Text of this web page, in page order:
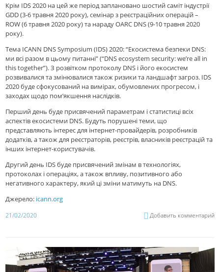
Крім IDS 2020 на цей же період заплановано шостий саміт індустрії
GDD (3-6 травня 2020 року), семінар з реєстраційних операцій –
ROW (6 травня 2020 року) та нараду OARC DNS (9-10 травня 2020
року).
Тема ICANN DNS Symposium (IDS) 2020: “Екосистема безпеки DNS:
ми всі разом в цьому питанні” (“DNS ecosystem security: we’re all in
this together”). З розвiтком протоколу DNS і його екосистем
розвивалися та змiнювалися також ризики та ландшафт загроз. IDS
2020 буде сфокусований на вимірах, обумовлених прогресом, і
заходах щодо пом’якшення наслідків.
Перший день буде присвячений параметрам і статистиці всіх
аспектів екосистеми DNS. Будуть порушені теми, що
представляють інтерес для інтернет-провайдерів, розробників
додатків, а також для реєстраторів, реєстрів, власників реєстрацій та
інших інтернет-користувачів.
Другий день IDS буде присвячений змінам в технологіях,
протоколах і операціях, а також впливу, позитивного або
негативного характеру, який ці зміни матимуть на DNS.
Джерело: icann.org
21/02/2020 Добавить комментарий